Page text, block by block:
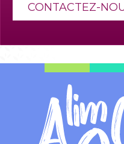
CONTACTEZ-